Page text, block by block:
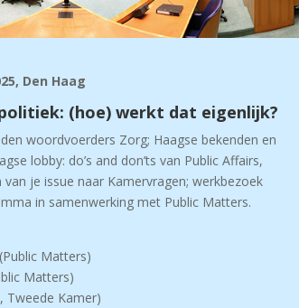
Den Haag
(hoe) werkt dat eigenlijk?
woordvoerders Zorg; Haagse bekenden en
lobby: do’s and don’ts van Public Affairs,
je issue naar Kamervragen; werkbezoek
in samenwerking met Public Matters.
Matters)
Matters)
Tweede Kamer)